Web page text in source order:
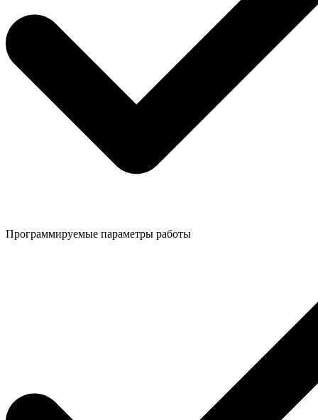
Программируемые параметры работы